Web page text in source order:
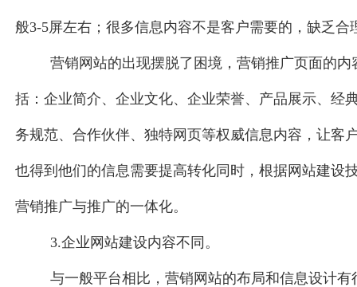
般3-5屏左右；很多信息内容不是客户需要的，缺乏合
营销网站的出现摆脱了困境，营销推广页面的
括：企业简介、企业文化、企业荣誉、产品展示、经
务规范、合作伙伴、独特网页等权威信息内容，让客
也得到他们的信息需要提高转化同时，根据网站建设
营销推广与推广的一体化。
3.企业网站建设内容不同。
与一般平台相比，营销网站的布局和信息设计